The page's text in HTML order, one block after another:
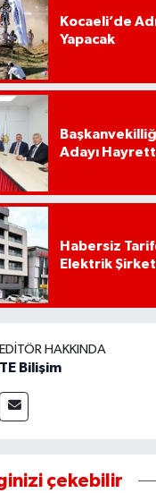
Kocaeli’de
Yapacak
Adayı
Habersiz
Elektrik
EDITÖR HAKKINDA
TE Bilişim
çekebilir